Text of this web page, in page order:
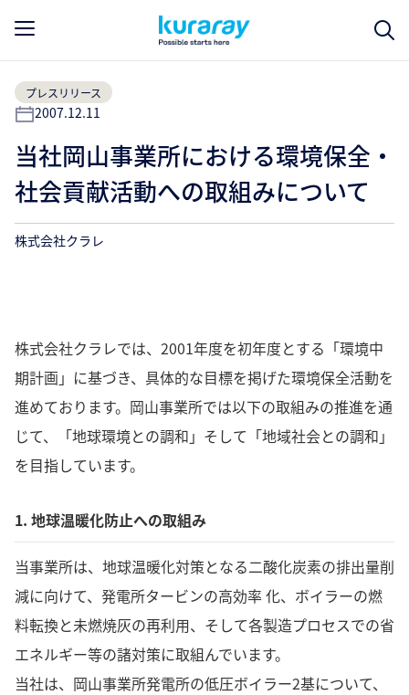
プレスリリース
2007.12.11
当社岡山事業所における環境保全・
社会貢献活動への取組みについて
株式会社クラレ
株式会社クラレでは、2001年度を初年度とする「環境中
期計画」に基づき、具体的な目標を掲げた環境保全活動を
進めております。岡山事業所では以下の取組みの推進を通
じて、「地球環境との調和」そして「地域社会との調和」
を目指しています。
1. 地球温暖化防止への取組み
当事業所は、地球温暖化対策となる二酸化炭素の排出量削
減に向けて、発電所タービンの高効率 化、ボイラーの燃
料転換と未燃焼灰の再利用、そして各製造プロセスでの省
エネルギー等の諸対策に取組んでいます。
当社は、岡山事業所発電所の低圧ボイラー2基について、